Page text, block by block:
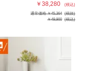
￥38,280
(税込)
通常価格 ￥45,364 (税抜)
￥49,900 (税込)